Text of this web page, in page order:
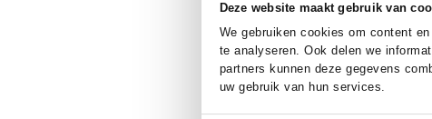
Deze website maakt gebruik van
We gebruiken cookies om content
te analyseren. Ook delen we
partners kunnen deze gegevens
uw gebruik van hun services.